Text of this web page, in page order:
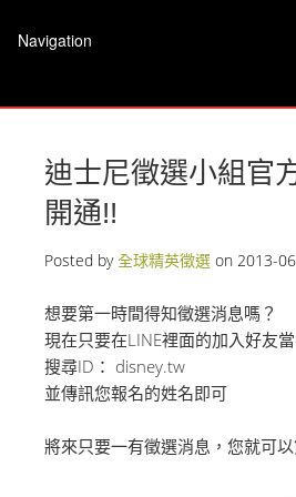
迪士尼徵選小組官
開通!!
Posted by全球精英徵選 on 2013-
想要第一時間得知徵選消息嗎？
現在只要在LINE裡面的加入好友
搜尋ID： disney.tw
並傳訊您報名的姓名即可
將來只要一有徵選消息，您就可